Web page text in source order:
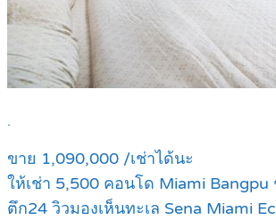
.
ขาย 1,090,000 /เช่าได้นะ
ให้เช่า 5,500 คอนโด Miami Bangpu
ตึก24 วิวมองเห็นทะเล Sena Miami